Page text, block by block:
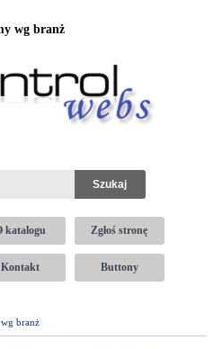
wg branż
katalogu Zgłoś stronę
Kontakt Buttony
branż